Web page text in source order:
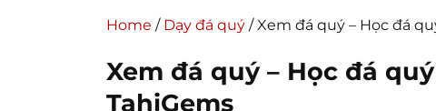
Home / Dạy đá quý /Xem đá quý – Học đá
Xem đá quý – Học đá
TahiGems